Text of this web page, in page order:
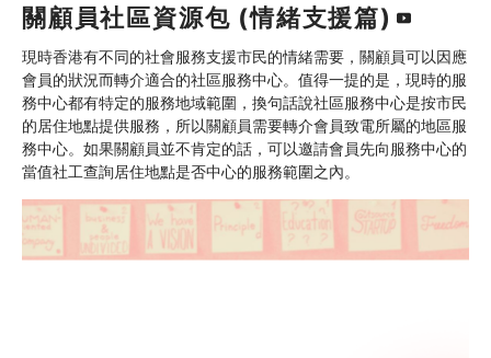
關顧員社區資源包 (情緒支援篇)
現時香港有不同的社會服務支援市民的情緒需要，關顧員可以因應
會員的狀況而轉介適合的社區服務中心。值得一提的是，現時的服
務中心都有特定的服務地域範圍，換句話說社區服務中心是按市民
的居住地點提供服務，所以關顧員需要轉介會員致電所屬的地區服
務中心。如果關顧員並不肯定的話，可以邀請會員先向服務中心的
當值社工查詢居住地點是否中心的服務範圍之內。